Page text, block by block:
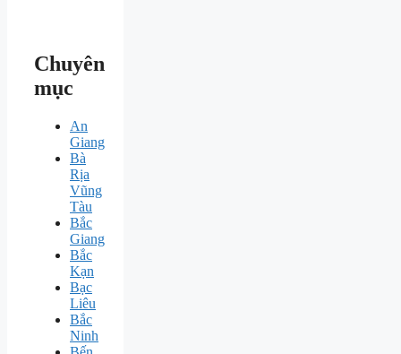
Chuyên
mục
An
Giang
Bà
Rịa
Vũng
Tàu
Bắc
Giang
Bắc
Kạn
Bạc
Liêu
Bắc
Ninh